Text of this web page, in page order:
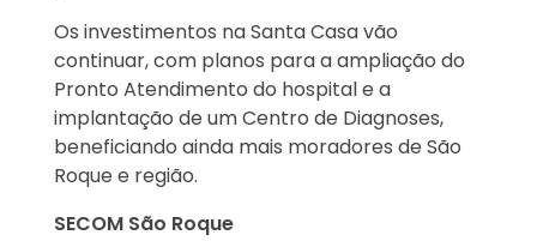
Os investimentos na Santa Casa vão
continuar, com planos para a ampliação do
Pronto Atendimento do hospital e a
implantação de um Centro de Diagnoses,
beneficiando ainda mais moradores de São
Roque e região.
SECOM São Roque